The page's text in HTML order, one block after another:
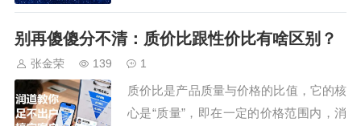
很多企业，只看到了大品牌的市场打法，
却没有看到人家底层的研发、生产、招
商、动销，一个品牌的成长，其实是产品
和牌子的互动，他们之间 关系，不是一
成不变的。它们的主次位置，会随着企业
别再傻傻分不清：质价比跟性价比有啥区别？
张金荣 139 1
质价比是产品质量与价格的比值，它的核
心是“质量”，即在一定的价格范围内，消